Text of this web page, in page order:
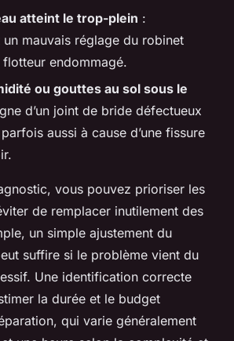
atteint le trop-plein :
un mauvais réglage du robinet
endommagé.
ou gouttes au sol sous le
d’un joint de bride défectueux
aussi à cause d’une fissure
vous pouvez prioriser les
de remplacer inutilement des
un simple ajustement du
suffire si le problème vient du
Une identification correcte
la durée et le budget
qui varie généralement